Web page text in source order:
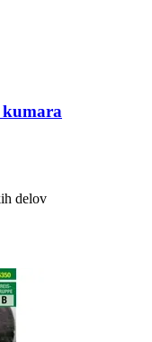
kumara
delov